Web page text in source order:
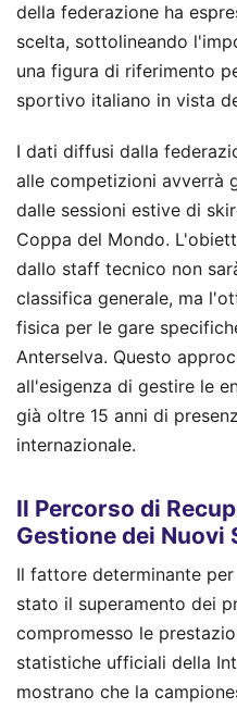
della federazione ha
scelta, sottolineando
una figura di riferimento
sportivo italiano in vista
I dati diffusi dalla
alle competizioni avverrà
dalle sessioni estive di
Coppa del Mondo.
dallo staff tecnico non
classifica generale, ma
fisica per le gare
Anterselva. Questo
all'esigenza di gestire le
già oltre 15 anni di
internazionale.
Il Percorso di
Gestione dei Nuovi
Il fattore determinante
stato il superamento dei
compromesso le
statistiche ufficiali della
mostrano che la